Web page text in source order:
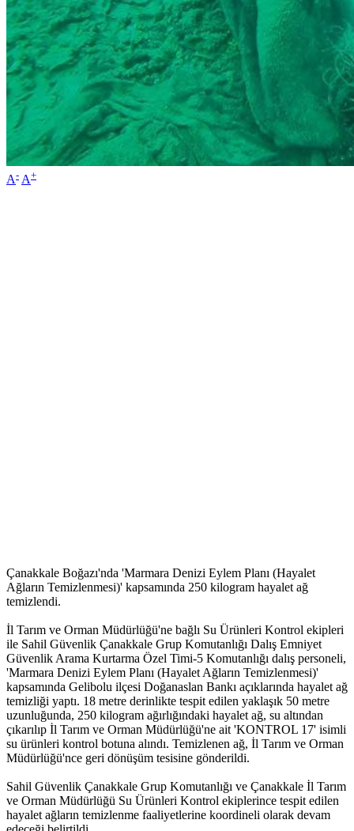
A- A+
Çanakkale Boğazı'nda 'Marmara Denizi Eylem Planı (Hayalet
Ağların Temizlenmesi)' kapsamında 250 kilogram hayalet ağ
temizlendi.
İl Tarım ve Orman Müdürlüğü'ne bağlı Su Ürünleri Kontrol ekipleri
ile Sahil Güvenlik Çanakkale Grup Komutanlığı Dalış Emniyet
Güvenlik Arama Kurtarma Özel Timi-5 Komutanlığı dalış personeli,
'Marmara Denizi Eylem Planı (Hayalet Ağların Temizlenmesi)'
kapsamında Gelibolu ilçesi Doğanaslan Bankı açıklarında hayalet ağ
temizliği yaptı. 18 metre derinlikte tespit edilen yaklaşık 50 metre
uzunluğunda, 250 kilogram ağırlığındaki hayalet ağ, su altından
çıkarılıp İl Tarım ve Orman Müdürlüğü'ne ait 'KONTROL 17' isimli
su ürünleri kontrol botuna alındı. Temizlenen ağ, İl Tarım ve Orman
Müdürlüğü'nce geri dönüşüm tesisine gönderildi.
Sahil Güvenlik Çanakkale Grup Komutanlığı ve Çanakkale İl Tarım
ve Orman Müdürlüğü Su Ürünleri Kontrol ekiplerince tespit edilen
hayalet ağların temizlenme faaliyetlerine koordineli olarak devam